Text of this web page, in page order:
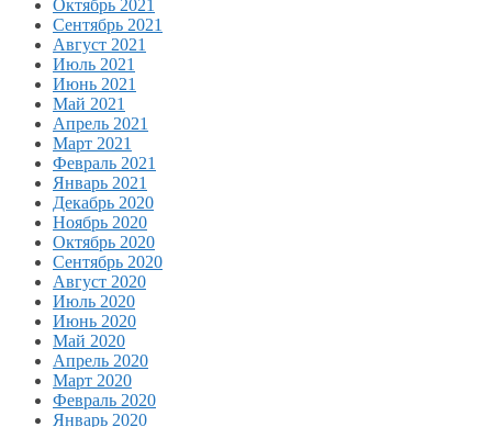
Октябрь 2021
Сентябрь 2021
Август 2021
Июль 2021
Июнь 2021
Май 2021
Апрель 2021
Март 2021
Февраль 2021
Январь 2021
Декабрь 2020
Ноябрь 2020
Октябрь 2020
Сентябрь 2020
Август 2020
Июль 2020
Июнь 2020
Май 2020
Апрель 2020
Март 2020
Февраль 2020
Январь 2020